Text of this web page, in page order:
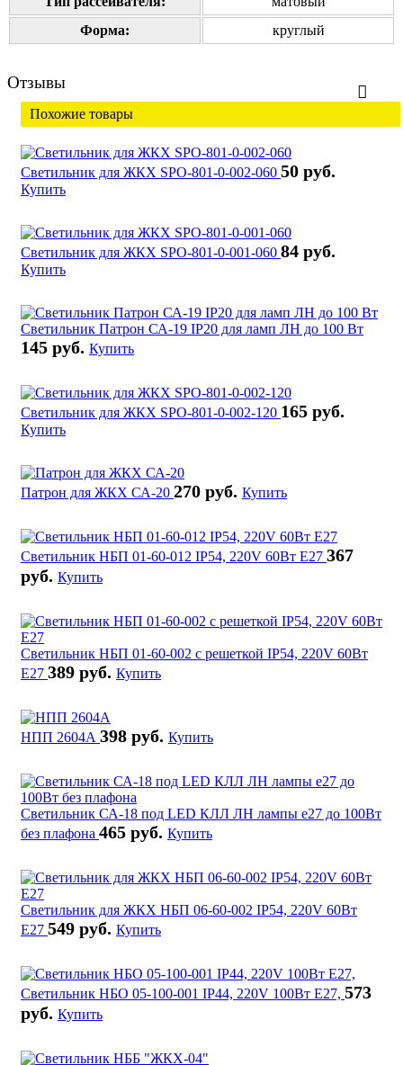
Форма:
круглый
Отзывы
Похожие товары
Светильник для ЖКХ SPO-801-0-002-060 50 руб.
Купить
Светильник для ЖКХ SPO-801-0-001-060 84 руб.
Купить
Светильник Патрон СА-19 IP20 для ламп ЛН до 100 Вт
145 руб. Купить
Светильник для ЖКХ SPO-801-0-002-120 165 руб.
Купить
Патрон для ЖКХ СА-20 270 руб. Купить
Светильник НБП 01-60-012 IP54, 220V 60Вт Е27 367
руб. Купить
Светильник НБП 01-60-002 с решеткой IP54, 220V 60Вт
Е27 389 руб. Купить
НПП 2604А 398 руб. Купить
Светильник СА-18 под LED КЛЛ ЛН лампы е27 до 100Вт
без плафона 465 руб. Купить
Светильник для ЖКХ НБП 06-60-002 IP54, 220V 60Вт
Е27 549 руб. Купить
Светильник НБО 05-100-001 IP44, 220V 100Вт Е27, 573
руб. Купить